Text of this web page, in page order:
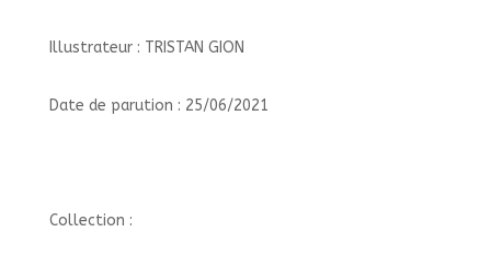
Illustrateur : TRISTAN GION
Date de parution : 25/06/2021
Collection :